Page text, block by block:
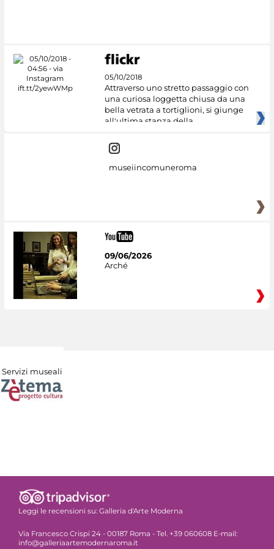
05/10/2018
Attraverso uno stretto passaggio con
una curiosa loggetta chiusa da una
bella vetrata a tortiglioni, si giunge
all'ultima stanza della
museiincomuneroma
09/06/2026
Arché
Servizi museali
Leggi le recensioni su: Galleria d'Arte Moderna
Via Francesco Crispi 24 - 00187 Roma - Tel. +39 060608 E-mail:
info@galleriaartemodernaroma.it